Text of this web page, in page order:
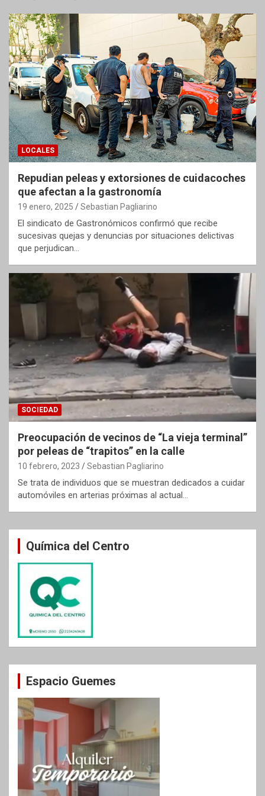
LOCALES
Repudian peleas y extorsiones de cuidacoches
que afectan a la gastronomía
19 enero, 2025 Sebastian Pagliarino
El sindicato de Gastronómicos confirmó que recibe
sucesivas quejas y denuncias por situaciones delictivas
que perjudican…
SOCIEDAD
Preocupación de vecinos de “La vieja terminal”
por peleas de “trapitos” en la calle
10 febrero, 2023 Sebastian Pagliarino
Se trata de individuos que se muestran dedicados a cuidar
automóviles en arterias próximas al actual…
Química del Centro
Espacio Guemes